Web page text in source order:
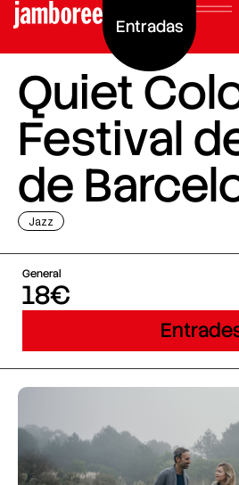
Entradas
Quiet
Festival
de
Jazz
General
18€